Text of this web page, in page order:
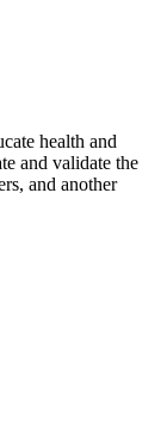
health and
and validate the
and another